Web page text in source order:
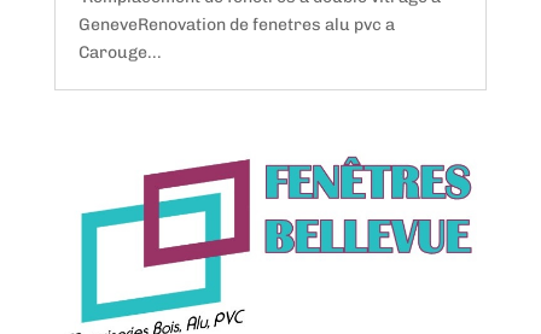
GeneveRenovation de fenetres alu pvc a
Carouge...